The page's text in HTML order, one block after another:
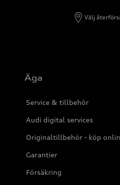
Välj
Äga
Service & tillbehör
Audi digital services
Originaltillbehör - köp
Garantier
Försäkring